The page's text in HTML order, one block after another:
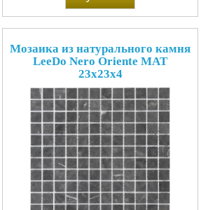
Мозаика из натурального камня
LeeDo Nero Oriente MAT
23x23x4